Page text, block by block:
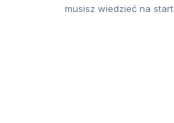
musisz wiedzieć na start